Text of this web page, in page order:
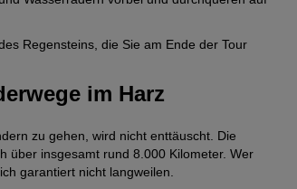
Distanzen zu Land und zu Wasser
sind, stellen wir Ihnen hundetaugliche Routen
Regensteins, die Sie am Ende der Tour
im Harz
zu gehen, wird nicht enttäuscht. Die
über insgesamt rund 8.000 Kilometer. Wer
garantiert nicht langweilen.